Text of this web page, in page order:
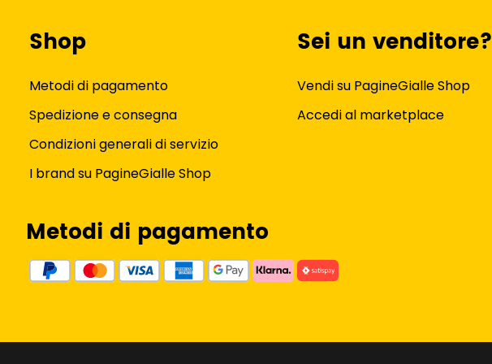
Shop
Metodi di pagamento
Spedizione e consegna
Condizioni generali di servizio
I brand su PagineGialle Shop
Sei un venditore?
Vendi su PagineGialle Shop
Accedi al marketplace
Metodi di pagamento